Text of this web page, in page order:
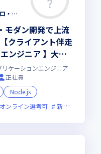
株式会社テクノプロ テクノプロ・エンジニアリング社
モダン開発で上流
クライアント伴走
ンジニア 】大手
多数／残業少・福
ケーションエンジニア
正社員
Node.js
オンライン選考可 新技術に積極的